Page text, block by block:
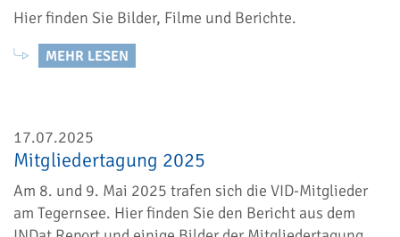
Hier finden Sie Bilder, Filme und Berichte.
MEHR LESEN
17.07.2025
Mitgliedertagung 2025
Am 8. und 9. Mai 2025 trafen sich die VID-Mitglieder
am Tegernsee. Hier finden Sie den Bericht aus dem